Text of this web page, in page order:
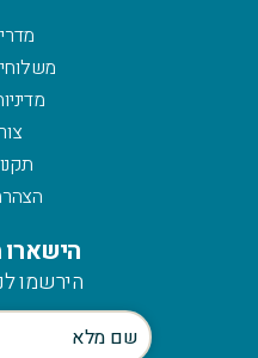
הישארו
הירשמו